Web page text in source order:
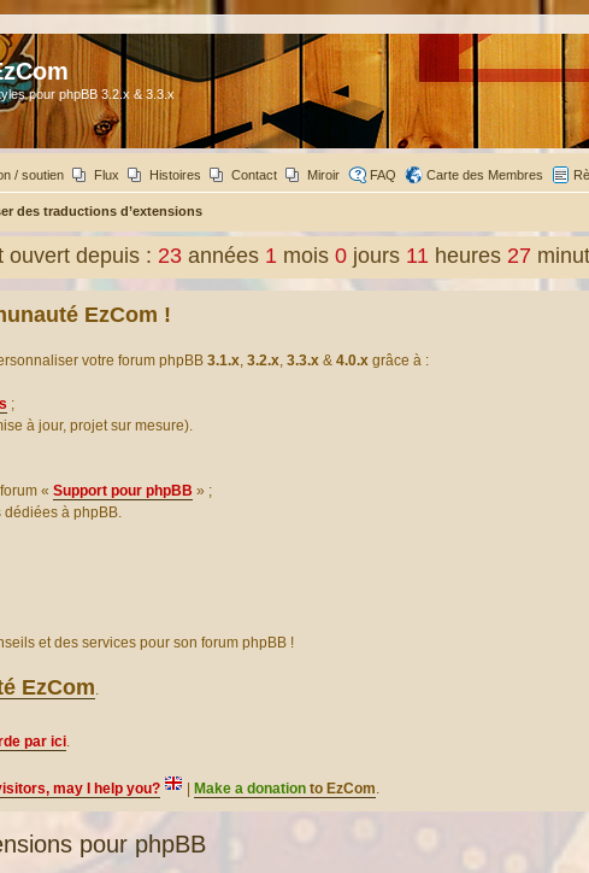
pour phpBB 3.2.x & 3.3.x
/ soutien Flux Histoires Contact Miroir FAQ Carte des Membres
des traductions d’extensions
ouvert depuis : 23 années1 mois0 jours11 heures27
EzCom !
votre forum phpBB 3.1.x, 3.2.x, 3.3.x & 4.0.x grâce à :
;
à jour, projet sur mesure).
« Support pour phpBB » ;
dédiées à phpBB.
et des services pour son forum phpBB !
EzCom.
par ici.
may I help you? Make a donation to EzCom.
pour phpBB